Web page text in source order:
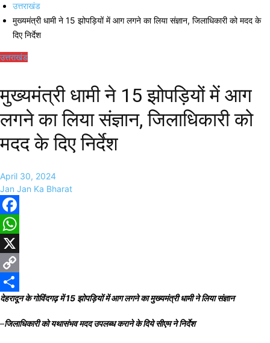
उत्तराखंड
मुख्यमंत्री धामी ने 15 झोपड़ियों में आग लगने का लिया संज्ञान, जिलाधिकारी को मदद के
दिए निर्देश
उत्तराखंड
मुख्यमंत्री धामी ने 15 झोपड़ियों में आग
लगने का लिया संज्ञान, जिलाधिकारी को
मदद के दिए निर्देश
April 30, 2024
Jan Jan Ka Bharat
Facebook
WhatsApp
X
Copy
Link
Share
देहरादून के गोविंदगढ़ में 15 झोपड़ियों में आग लगने का मुख्यमंत्री धामी ने लिया संज्ञान
–जिलाधिकारी को यथासंभव मदद उपलब्ध कराने के दिये सीएम ने निर्देश